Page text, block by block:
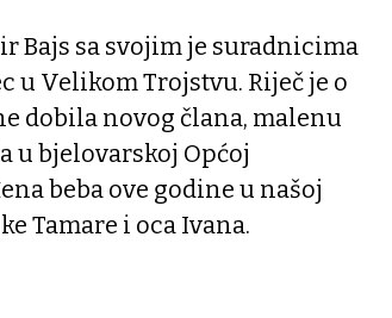
Bajs sa svojim je suradnicima
u Velikom Trojstvu. Riječ je o
dobila novog člana, malenu
u bjelovarskoj Općoj
beba ove godine u našoj
Tamare i oca Ivana.